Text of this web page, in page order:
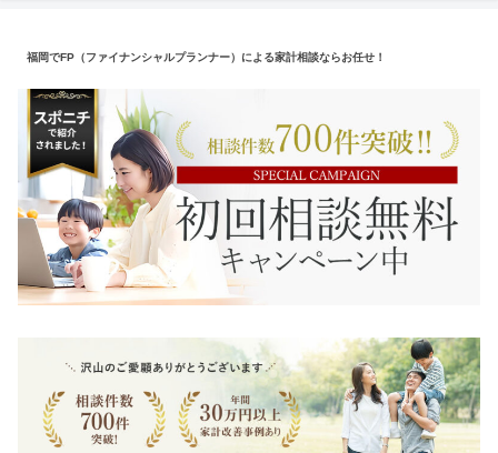
福岡でFP（ファイナンシャルプランナー）による家計相談ならお任せ！